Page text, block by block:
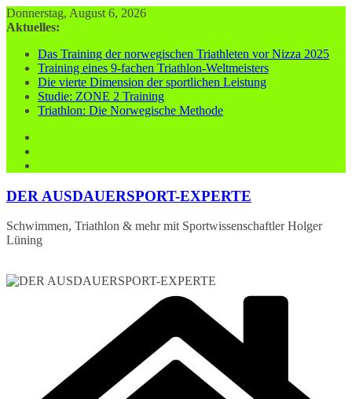
Zum
Inhalt
Donnerstag, August 6, 2026
Aktuelles:
Das Training der norwegischen Triathleten vor Nizza 2025
Training eines 9-fachen Triathlon-Weltmeisters
Die vierte Dimension der sportlichen Leistung
Studie: ZONE 2 Training
Triathlon: Die Norwegische Methode
DER AUSDAUERSPORT-EXPERTE
Schwimmen, Triathlon & mehr mit Sportwissenschaftler Holger
Lüning